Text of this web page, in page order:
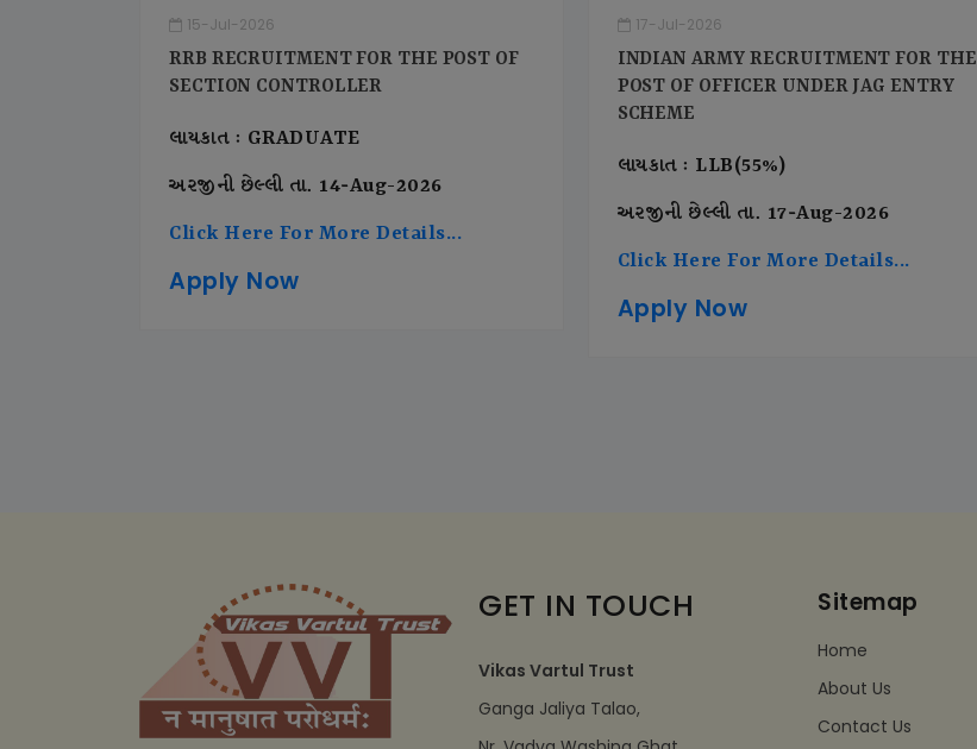
15-Jul-2026
RRB RECRUITMENT FOR THE POST OF
SECTION CONTROLLER
લાયકાત : GRADUATE
અરજીની છેલ્લી તા. 14-Aug-2026
Click Here For More Details...
Apply Now
17-Jul-2026
INDIAN ARMY RECRUITMENT FOR THE
POST OF OFFICER UNDER JAG ENTRY
SCHEME
લાયકાત : LLB(55%)
અરજીની છેલ્લી તા. 17-Aug-2026
Click Here For More Details...
Apply Now
GET IN TOUCH
Vikas Vartul Trust
Ganga Jaliya Talao,
Sitemap
Home
About Us
Contact Us